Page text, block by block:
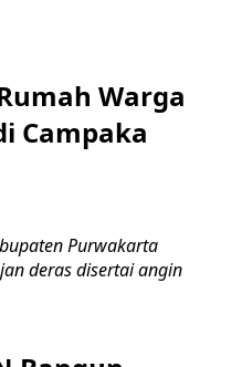
Warga
Campaka
Purwakarta
deras disertai angin